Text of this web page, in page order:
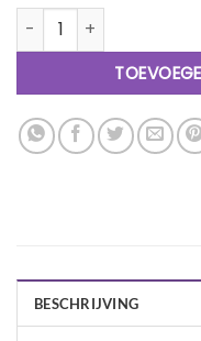
Zwembad Zout aantal
BESCHRIJVING